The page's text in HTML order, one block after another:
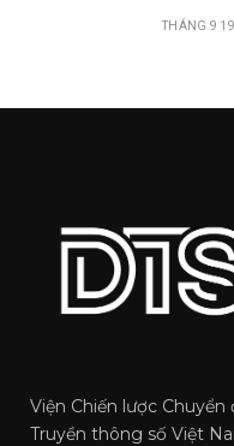
THÁNG 9
Viện Chiến lược
Truyền thông số Việt